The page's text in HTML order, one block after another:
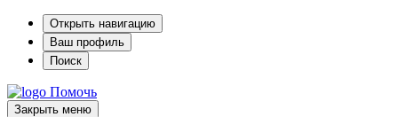
Открыть навигацию
Ваш профиль
Поиск
Помочь
Закрыть меню